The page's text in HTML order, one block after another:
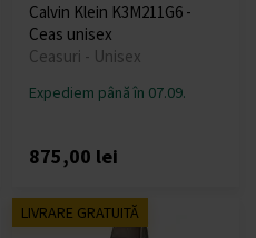
Calvin Klein K3M211G6 -
Ceas unisex
Ceasuri - Unisex
Expediem până în 07.09.
875,00 lei
LIVRARE GRATUITĂ